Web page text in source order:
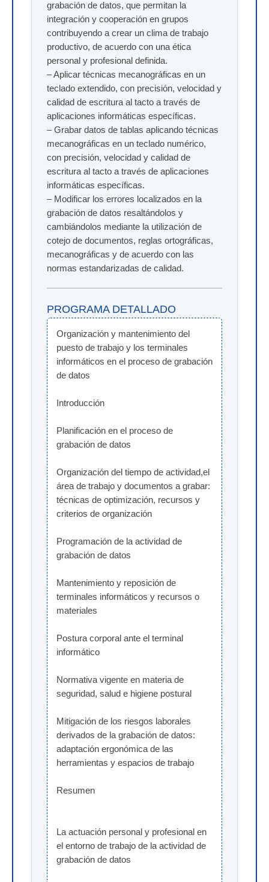
grabación de datos, que permitan la
integración y cooperación en grupos
contribuyendo a crear un clima de trabajo
productivo, de acuerdo con una ética
personal y profesional definida.
– Aplicar técnicas mecanográficas en un
teclado extendido, con precisión, velocidad y
calidad de escritura al tacto a través de
aplicaciones informáticas específicas.
– Grabar datos de tablas aplicando técnicas
mecanográficas en un teclado numérico,
con precisión, velocidad y calidad de
escritura al tacto a través de aplicaciones
informáticas específicas.
– Modificar los errores localizados en la
grabación de datos resaltándolos y
cambiándolos mediante la utilización de
cotejo de documentos, reglas ortográficas,
mecanográficas y de acuerdo con las
normas estandarizadas de calidad.
PROGRAMA DETALLADO
Organización y mantenimiento del
puesto de trabajo y los terminales
informáticos en el proceso de grabación
de datos
Introducción
Planificación en el proceso de
grabación de datos
Organización del tiempo de actividad,el
área de trabajo y documentos a grabar:
técnicas de optimización, recursos y
criterios de organización
Programación de la actividad de
grabación de datos
Mantenimiento y reposición de
terminales informáticos y recursos o
materiales
Postura corporal ante el terminal
informático
Normativa vigente en materia de
seguridad, salud e higiene postural
Mitigación de los riesgos laborales
derivados de la grabación de datos:
adaptación ergonómica de las
herramientas y espacios de trabajo
Resumen
La actuación personal y profesional en
el entorno de trabajo de la actividad de
grabación de datos